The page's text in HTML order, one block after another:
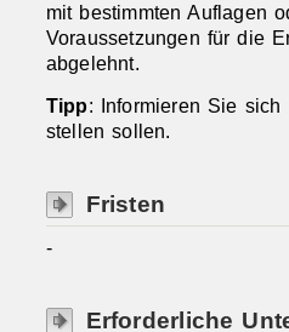
mit bestimmten Auflagen
Voraussetzungen für die
abgelehnt.
Tipp: Informieren Sie
stellen sollen.
Fristen
-
Erforderliche